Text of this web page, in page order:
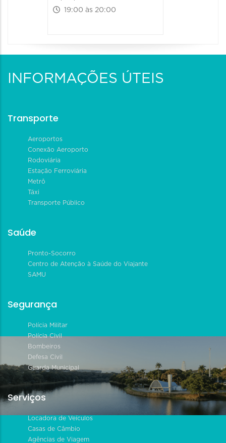
19:00 às 20:00
INFORMAÇÕES ÚTEIS
Transporte
Aeroportos
Conexão Aeroporto
Rodoviária
Estação Ferroviária
Metrô
Táxi
Transporte Público
Saúde
Pronto-Socorro
Centro de Atenção à Saúde do Viajante
SAMU
Segurança
Polícia Militar
Polícia Civil
Bombeiros
Defesa Civil
Guarda Municipal
Serviços
Locadora de Veículos
Casas de Câmbio
Agências de Viagem